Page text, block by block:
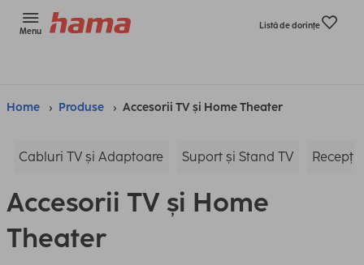
Menu
Listă de dorinţe
Home Produse Accesorii TV și Home Theater
Cabluri TV și Adaptoare Suport și Stand TV
Accesorii TV și Home
Theater